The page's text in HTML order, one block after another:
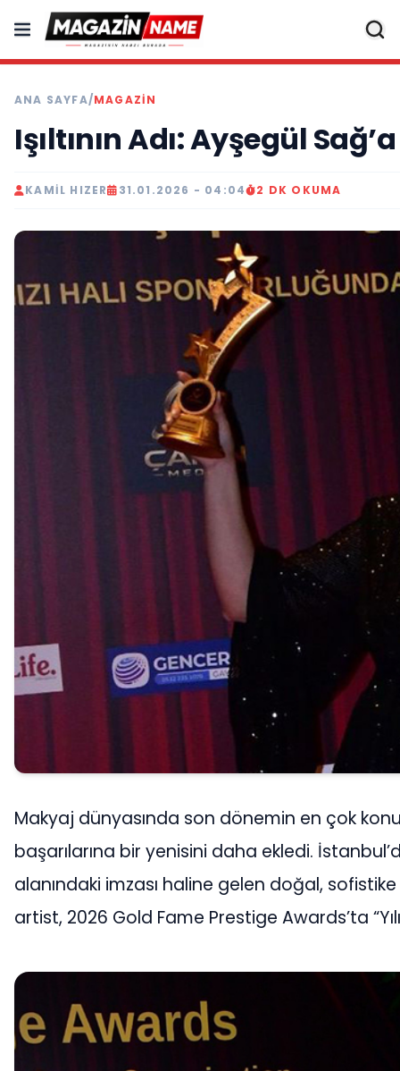
ANA SAYFA/MAGAZIN
Işıltının Adı: Ayşegül
KAMIL HIZER 31.01.2026 - 04:04 2 DK OKUMA
Makyaj dünyasında son dönemin en çok
başarılarına bir yenisini daha ekledi.
alanındaki imzası haline gelen doğal,
artist, 2026 Gold Fame Prestige Awards’ta